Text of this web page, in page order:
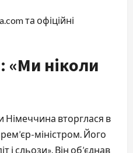
та офіційні
«Ми ніколи
Німеччина вторглася в
міністром. Його
і сльози». Він об’єднав